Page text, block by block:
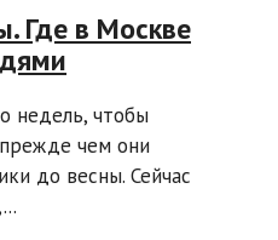
Где в Москве
недель, чтобы
чем они
до весны. Сейчас